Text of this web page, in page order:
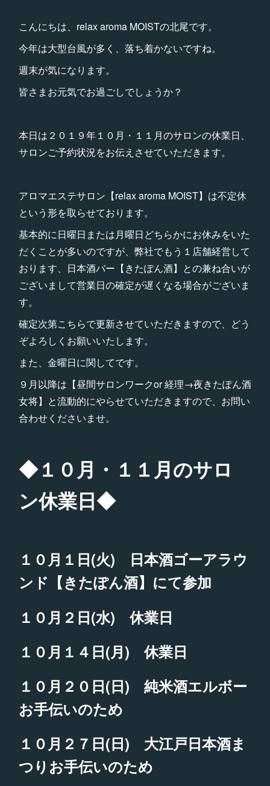
こんにちは、relax aroma MOISTの北尾です。
今年は大型台風が多く、落ち着かないですね。
週末が気になります。
皆さまお元気でお過ごしでしょうか？
本日は２０１９年１０月・１１月のサロンの休業日、
サロンご予約状況をお伝えさせていただきます。
アロマエステサロン【relax aroma MOIST】は不定休
という形を取らせております。
基本的に日曜日または月曜日どちらかにお休みをいた
だくことが多いのですが、弊社でもう１店舗経営して
おります、日本酒バー【きたぽん酒】との兼ね合いが
ございまして営業日の確定が遅くなる場合がございま
す。
確定次第こちらで更新させていただきますので、どう
ぞよろしくお願いいたします。
また、金曜日に関してです。
９月以降は【昼間サロンワークor 経理→夜きたぽん酒
女将】と流動的にやらせていただきますので、お問い
合わせくださいませ。
◆１０月・１１月のサロ
ン休業日◆
１０月１日(火) 日本酒ゴーアラウ
ンド【きたぽん酒】にて参加
１０月２日(水) 休業日
１０月１４日(月) 休業日
１０月２０日(日) 純米酒エルボー
お手伝いのため
１０月２７日(日) 大江戸日本酒ま
つりお手伝いのため